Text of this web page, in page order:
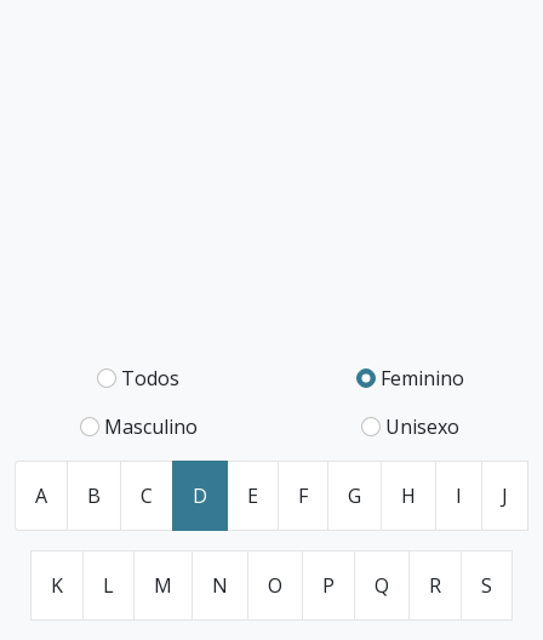
Todos
Feminino
Masculino
Unisexo
A B C D E F G H I J
K L M N O P Q R S